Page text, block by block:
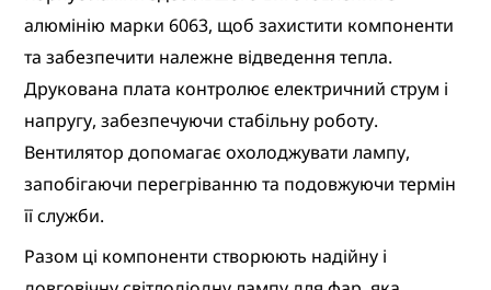
алюмінію марки 6063, щоб захистити компоненти
та забезпечити належне відведення тепла.
Друкована плата контролює електричний струм і
напругу, забезпечуючи стабільну роботу.
Вентилятор допомагає охолоджувати лампу,
запобігаючи перегріванню та подовжуючи термін
її служби.
Разом ці компоненти створюють надійну і